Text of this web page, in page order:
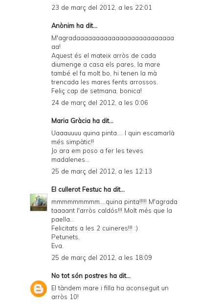
23 de març del 2012, a les 22:01
Anònim ha dit...
M'agradaaaaaaaaaaaaaaaaaaaaaaaaa
aa!
Aquest és el mateix arròs de cada
diumenge a casa els pares, la mare
també el fa molt bo, hi tenen la mà
trencada les mares fents arrossos.
Feliç cap de setmana, bonica!
24 de març del 2012, a les 0:06
Maria Gràcia ha dit...
Uaaauuuu quina pinta.... I quin escamarlà
més simpàtic!!
Jo ara em poso a fer les teves
madalenes...
25 de març del 2012, a les 12:13
El cullerot Festuc ha dit...
mmmmmmmmm....quina pinta!!!!! M'agrada
taaaant l'arròs caldós!!! Molt més que la
paella...
Felicitats a les 2 cuineres!!! :)
Petunets,
Eva.
25 de març del 2012, a les 18:09
No tot són postres ha dit...
El tàndem mare i filla ha aconseguit un
arròs 10!